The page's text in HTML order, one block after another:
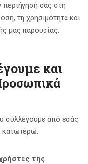
σας στη
τη χρησιμότητα και
μας παρουσίας.
και
συλλέγουμε από εσάς
κατωτέρω.
της